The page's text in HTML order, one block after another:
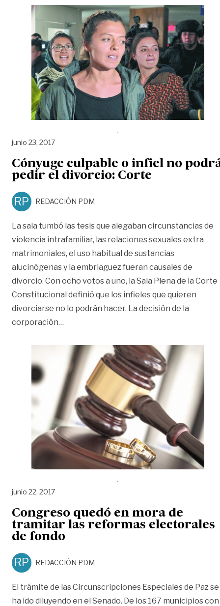
junio 23, 2017
Cónyuge culpable o infiel no
pedir el divorcio: Corte
RP REDACCIÓN PDM
La sala tumbó las tesis que alegaban circunstancias de
violencia intrafamiliar, las relaciones sexuales extra
matrimoniales, el uso habitual de sustancias
alucinógenas y la embriaguez fueran causales de
divorcio. Con ocho votos a uno, la Sala Plena de la Corte
Constitucional definió que los infieles que quieren
divorciarse no lo podrán hacer. La decisión de la
corporación…
junio 22, 2017
Congreso quedó en mora de
tramitar las reformas electorales
de fondo
RP REDACCIÓN PDM
El trámite de las Circunscripciones Especiales de Paz se
ha ido diluyendo en el Senado. De los 167 municipios con